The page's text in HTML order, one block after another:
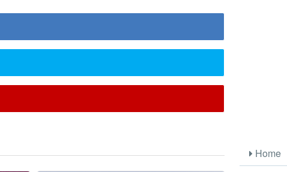
Home